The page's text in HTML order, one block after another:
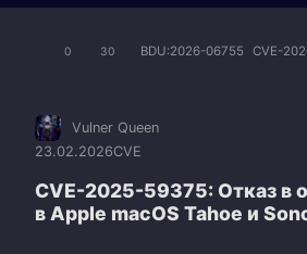
0 30 BDU:2026-06755 CVE-
Vulner Queen
23.02.2026CVE
CVE-2025-59375: Отказ в
в Apple macOS Tahoe и